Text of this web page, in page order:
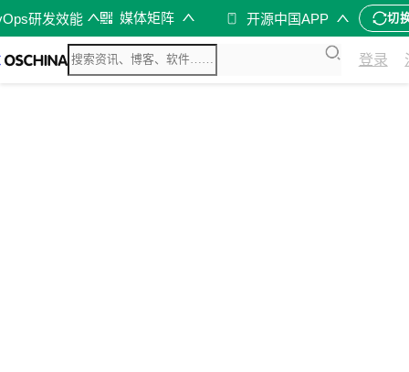
研发效能 媒体矩阵 开源中国APP 切
登录